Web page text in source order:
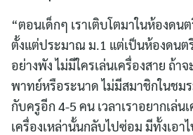
“ตอนเด็กๆ เราเติบโตมาในห้องดน
ตั้งแต่ประมาณ ม.1 แต่เป็นห้องดนต
อย่างพัง ไม่มีใครเล่นเครื่องสาย ถ้า
พาทย์หรือระนาด ไม่มีสมาชิกในชมร
กับครูอีก 4-5 คน เวลาเราอยากเล่น
เครื่องเหล่านั้นกลับไปซ่อม มีทั้งเอา